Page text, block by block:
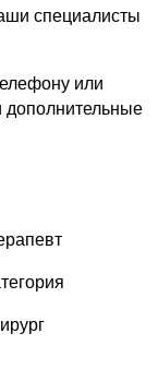
специалисты
или
дополнительные